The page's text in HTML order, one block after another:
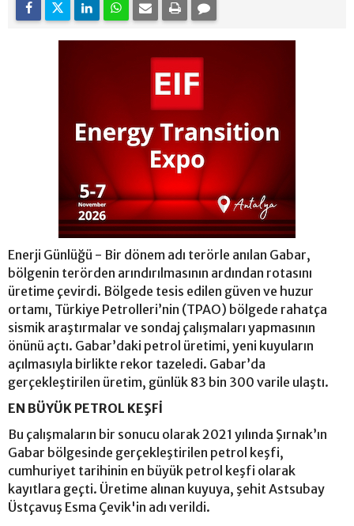
Enerji Günlüğü - Bir dönem adı terörle anılan Gabar,
bölgenin terörden arındırılmasının ardından rotasını
üretime çevirdi. Bölgede tesis edilen güven ve huzur
ortamı, Türkiye Petrolleri’nin (TPAO) bölgede rahatça
sismik araştırmalar ve sondaj çalışmaları yapmasının
önünü açtı. Gabar’daki petrol üretimi, yeni kuyuların
açılmasıyla birlikte rekor tazeledi. Gabar’da
gerçekleştirilen üretim, günlük 83 bin 300 varile ulaştı.
EN BÜYÜK PETROL KEŞFİ
Bu çalışmaların bir sonucu olarak 2021 yılında Şırnak’ın
Gabar bölgesinde gerçekleştirilen petrol keşfi,
cumhuriyet tarihinin en büyük petrol keşfi olarak
kayıtlara geçti. Üretime alınan kuyuya, şehit Astsubay
Üstçavuş Esma Çevik'in adı verildi.